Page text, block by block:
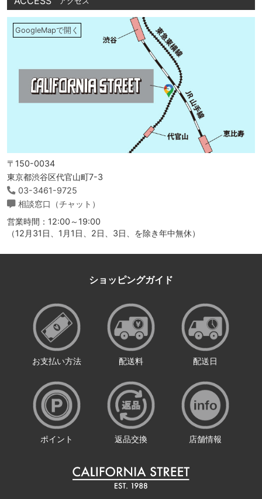
GoogleMapで開く
〒150-0034
東京都渋谷区代官山町7-3
03-3461-9725
相談窓口（チャット）
営業時間：12:00～19:00
（12月31日、1月1日、2日、3日、を除き年中無休）
ショッピングガイド
お支払い方法 配送料 配送日
ポイント 返品交換 店舗情報